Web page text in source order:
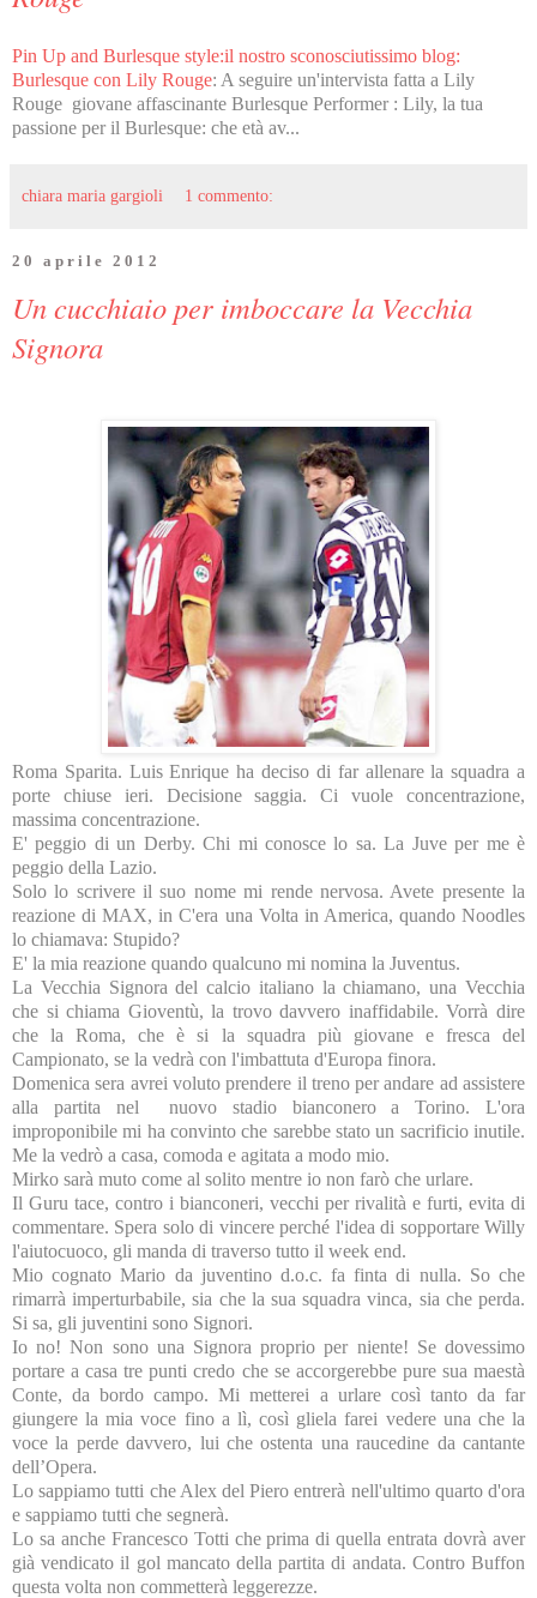
Pin Up and Burlesque style:il nostro sconosciutissimo blog:
Burlesque con Lily Rouge: A seguire un'intervista fatta a Lily
Rouge giovane affascinante Burlesque Performer : Lily, la tua
passione per il Burlesque: che età av...
chiara maria gargioli 1 commento:
20 aprile 2012
Un cucchiaio per imboccare la Vecchia
Signora
Roma Sparita. Luis Enrique ha deciso di far allenare la squadra a
porte chiuse ieri. Decisione saggia. Ci vuole concentrazione,
massima concentrazione.
E' peggio di un Derby. Chi mi conosce lo sa.La Juveper me è
peggio della Lazio.
Solo lo scrivere il suo nome mi rende nervosa. Avete presente la
reazione di MAX, in C'era una Volta in America, quando Noodles
lo chiamava: Stupido?
E' la mia reazione quando qualcuno mi nomina la Juventus.
La Vecchia Signora del calcio italiano la chiamano, una Vecchia
che si chiama Gioventù, la trovo davvero inaffidabile. Vorrà dire
chela Roma, che è si la squadra più giovane e fresca del
Campionato, se la vedrà con l'imbattuta d'Europa finora.
Domenica sera avrei voluto prendere il treno per andare ad assistere
alla partita nel nuovo stadio bianconero a Torino. L'ora
improponibile mi ha convinto che sarebbe stato un sacrificio inutile.
Me la vedrò a casa, comoda e agitata a modo mio.
Mirko sarà muto come al solito mentre io non farò che urlare.
Il Guru tace, contro i bianconeri, vecchi per rivalità e furti, evita di
commentare. Spera solo di vincere perché l'idea di sopportare Willy
l'aiutocuoco, gli manda di traverso tutto il week end.
Mio cognato Mario da juventino d.o.c. fa finta di nulla. So che
rimarrà imperturbabile, sia che la sua squadra vinca, sia che perda.
Si sa, gli juventini sono Signori.
Io no! Non sono una Signora proprio per niente! Se dovessimo
portare a casa tre punti credo che se accorgerebbe pure sua maestà
Conte, da bordo campo. Mi metterei a urlare così tanto da far
giungere la mia voce fino a lì, così gliela farei vedere una che la
voce la perde davvero, lui che ostenta una raucedine da cantante
dell’Opera.
Lo sappiamo tutti che Alex del Piero entrerà nell'ultimo quarto d'ora
e sappiamo tutti che segnerà.
Lo sa anche Francesco Totti che prima di quella entrata dovrà aver
già vendicato il gol mancato della partita di andata. Contro Buffon
questa volta non commetterà leggerezze.